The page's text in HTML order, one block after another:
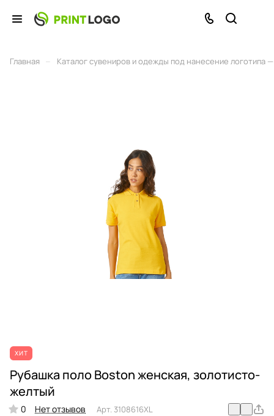
Главная Каталог сувениров и одежды под нанесение логотипа
ХИТ
Рубашка поло Boston женская, золотисто-
желтый
0 Нет отзывов Арт. 3108616XL